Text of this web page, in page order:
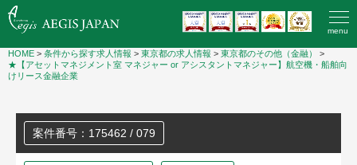
menu
HOME > 条件から探す求人情報 > 東京都の求人情報 > 東京都のその他（金融）
>
★【アセットマネジメント室 マネジャー or アシスタントマネジャー】航空機・船舶向
けリース金融企業
案件番号：175462 / 079